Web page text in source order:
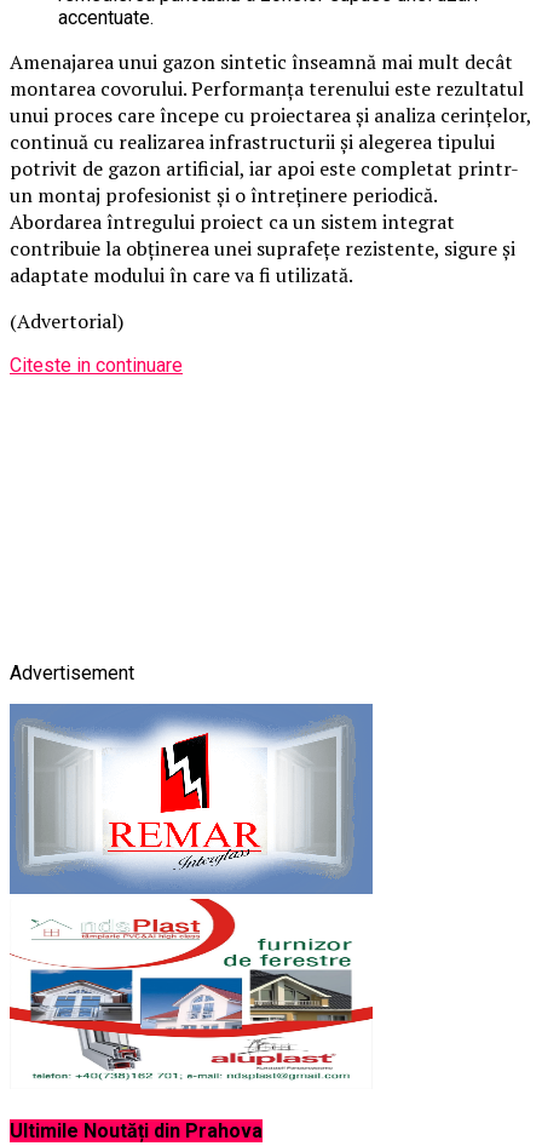
accentuate.
Amenajarea unui gazon sintetic înseamnă mai mult decât
montarea covorului. Performanța terenului este rezultatul
unui proces care începe cu proiectarea și analiza cerințelor,
continuă cu realizarea infrastructurii și alegerea tipului
potrivit de gazon artificial, iar apoi este completat printr-
un montaj profesionist și o întreținere periodică.
Abordarea întregului proiect ca un sistem integrat
contribuie la obținerea unei suprafețe rezistente, sigure și
adaptate modului în care va fi utilizată.
(Advertorial)
Citeste in continuare
Advertisement
Ultimile Noutăți din Prahova